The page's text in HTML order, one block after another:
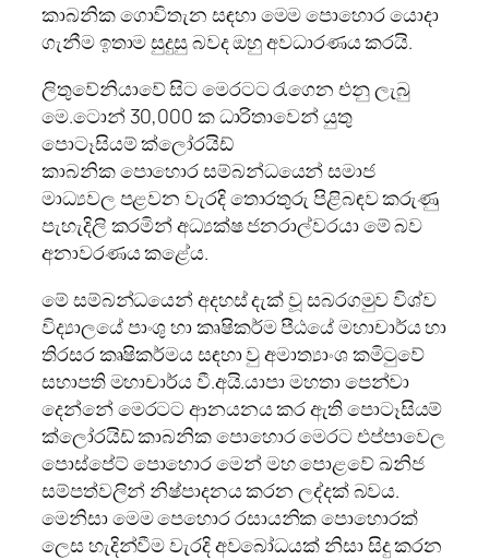
කාබනික ගොවිතැන සඳහා මෙම පොහොර යොදා
ගැනීම ඉතාම සුදුසු බවද ඔහු අවධාරණය කරයි.
ලිතුවේනියාවේ සිට මෙරටට රැගෙන එනු ලැබු
මෙ.ටොන් 30,000 ක ධාරිතාවෙන් යුතු
පොටෑසියම් ක්ලෝරයිඩ්
කාබනික පොහොර සම්බන්ධයෙන් සමාජ
මාධ්‍යවල පළවන වැරදි තොරතුරු පිළිබඳව කරුණු
පැහැදිලි කරමින් අධ්‍යක්ෂ ජනරාල්වරයා මේ බව
අනාවරණය කළේය.
මේ සම්බන්ධයෙන් අදහස් දැක් වූ සබරගමුව විශ්ව
විද්‍යාලයේ පාංශු හා කෘෂිකර්ම පීඨයේ මහාචාර්ය හා
තිරසර කෘෂිකර්මය සඳහා වු අමාත්‍යාංශ කමිටුවේ
සභාපති මහාචාර්ය වී.අයි.යාපා මහතා පෙන්වා
දෙන්නේ මෙරටට ආනයනය කර ඇති පොටෑසියම්
ක්ලෝරයිඩ් කාබනික පොහොර මෙරට එප්පාවෙල
පොස්පේට් පොහොර මෙන් මහ පොළවේ ඛනිජ
සම්පත්වලින් නිෂ්පාදනය කරන ලද්දක් බවය.
මෙනිසා මෙම පෙහොර රසායනික පොහොරක්
ලෙස හැදින්වීම වැරදි අවබෝධයක් නිසා සිදු කරන